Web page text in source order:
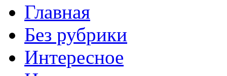
Главная
Без рубрики
Интересное